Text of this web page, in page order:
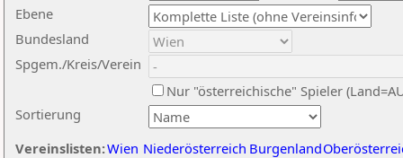
Ebene
Sortierung
Bundesland
Spgem./Kreis/Verein
Nur "österreichische" Spieler
Vereinslisten:Wien Niederösterreich Burgenland